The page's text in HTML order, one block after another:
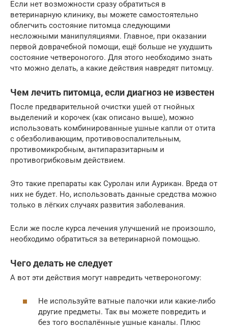
Если нет возможности сразу обратиться в
ветеринарную клинику, вы можете самостоятельно
облегчить состояние питомца следующими
несложными манипуляциями. Главное, при оказании
первой доврачебной помощи, ещё больше не ухудшить
состояние четвероногого. Для этого необходимо знать
что можно делать, а какие действия навредят питомцу.
Чем лечить питомца, если диагноз не известен
После предварительной очистки ушей от гнойных
выделений и корочек (как описано выше), можно
использовать комбинированные ушные капли от отита
с обезболивающим, противовоспалительным,
противомикробным, антипаразитарным и
противогрибковым действием.
Это такие препараты как Суролан или Аурикан. Вреда от
них не будет. Но, использовать данные средства можно
только в лёгких случаях развития заболевания.
Если же после курса лечения улучшений не произошло,
необходимо обратиться за ветеринарной помощью.
Чего делать не следует
А вот эти действия могут навредить четвероногому:
Не используйте ватные палочки или какие-либо
другие предметы. Так вы можете повредить и
без того воспалённые ушные каналы. Плюс